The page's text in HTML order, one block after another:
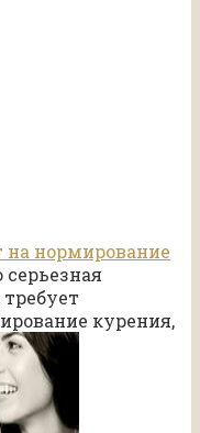
на нормирование
курения,